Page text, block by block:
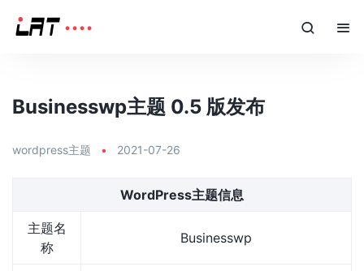
Businesswp主题 0.5 版发布
wordpress主题 • 2021-07-26
WordPress主题信息
主题名
称
Businesswp